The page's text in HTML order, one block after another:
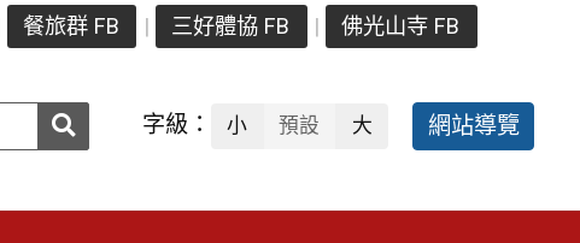
餐旅群 FB 三好體協 FB 佛光山寺 FB
送出 字級： 小 預設 大 網站導覽